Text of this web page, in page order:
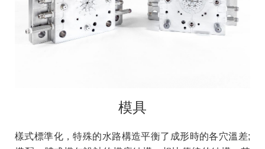
模具
樣式標準化，特殊的水路構造平衡了成形時的各穴溫差;